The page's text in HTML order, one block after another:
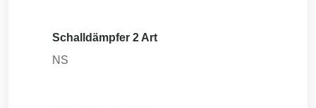
Schalldämpfer 2 Art
NS